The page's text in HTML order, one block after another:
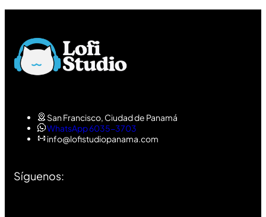
San Francisco, Ciudad de Panamá
WhatsApp 6035-3703
info@lofistudiopanama.com
Síguenos: